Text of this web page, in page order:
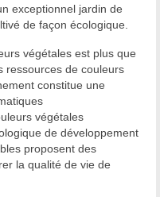
exceptionnel jardin de
de façon écologique.
végétales est plus que
ressources de couleurs
constitue une
végétales
de développement
proposent des
la qualité de vie de